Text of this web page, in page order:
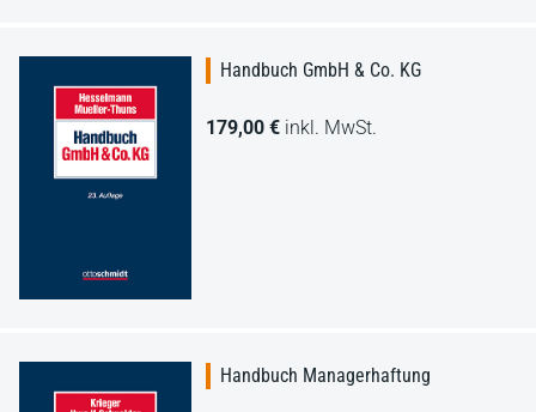
Handbuch GmbH & Co. KG
179,00 € inkl. MwSt.
Handbuch Managerhaftung